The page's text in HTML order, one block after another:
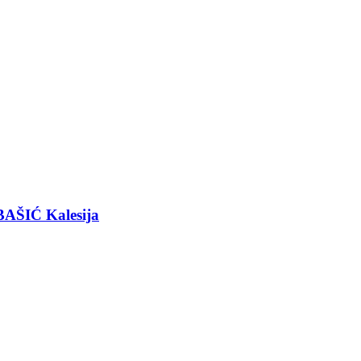
Kalesija